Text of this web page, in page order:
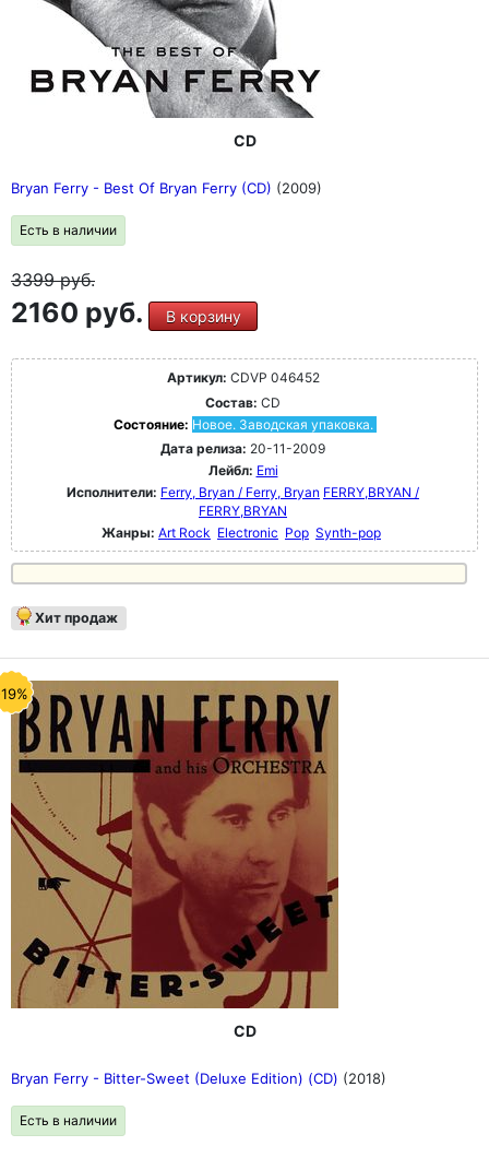
CD
Bryan Ferry - Best Of Bryan Ferry (CD) (2009)
Есть в наличии
3399руб.
2160 руб. В корзину
Артикул: CDVP 046452
Состав: CD
Состояние: Новое. Заводская упаковка.
Дата релиза: 20-11-2009
Лейбл: Emi
Исполнители: Ferry, Bryan / Ferry, Bryan FERRY,BRYAN /
FERRY,BRYAN
Жанры: Art Rock Electronic Pop Synth-pop
Хит продаж
CD
Bryan Ferry - Bitter-Sweet (Deluxe Edition) (CD) (2018)
Есть в наличии